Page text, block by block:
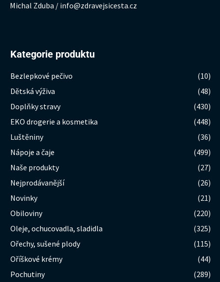
Michal Zduba / info@zdravejsicesta.cz
Kategorie produktu
Bezlepkové pečivo
(10)
Dětská výživa
(48)
Doplňky stravy
(430)
EKO drogerie a kosmetika
(448)
Luštěniny
(36)
Nápoje a čaje
(499)
Naše produkty
(27)
Nejprodávanější
(26)
Novinky
(21)
Obiloviny
(220)
Oleje, ochucovadla, sladidla
(325)
Ořechy, sušené plody
(115)
Oříškové krémy
(44)
Pochutiny
(289)